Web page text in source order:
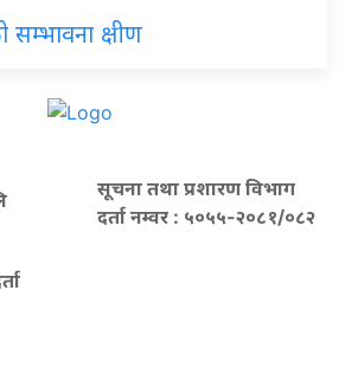
सम्भावना क्षीण
सूचना तथा प्रशारण विभाग
दर्ता नम्वर : ५०५५-२०८१/०८२